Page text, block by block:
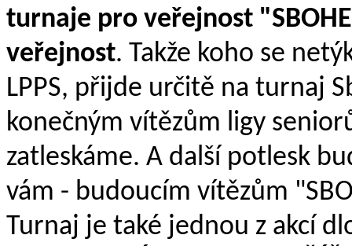
turnaje pro veřejnost
veřejnost. Takže koho se
LPPS, přijde určitě na turnaj
konečným vítězům ligy
zatleskáme. A další potlesk
vám - budoucím vítězům
Turnaj je také jednou z akcí